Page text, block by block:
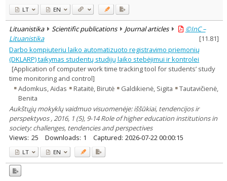
Historical periods
Lithuanian place names
Subject
Journal
LT EN
Lituanistika Scientific publications Journal articles
©InC –
Lituanistika
[11.81]
Darbo kompiuteriu laiko automatizuoto registravimo priemonių
(DKLARP) taikymas studentų studijų laiko stebėjimui ir kontrolei
[Application of computer work time tracking tool for students’ study
time monitoring and control]
Adomkus, Aidas
Rataitė, Birutė Galdikienė, Sigita
Tautavičienė,
Benita
Aukštųjų mokyklų vaidmuo visuomenėje: iššūkiai, tendencijos ir
perspektyvos , 2016, 1 (5), 9-14 Role of higher education institutions in
society: challenges, tendencies and perspectives
Views: 25 Downloads: 1 Captured: 2026-07-22 00:00:15
LT EN